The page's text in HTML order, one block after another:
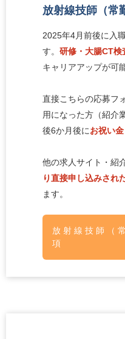
放射線技師（常
2025年4月前後に入
す。 研修・大腸CT検
キャリアアップが可
直接こちらの応募フ
用になった方（紹介
後6か月後にお祝い
他の求人サイト・紹
り直接申し込みされ
ます。
放射線技師（
項